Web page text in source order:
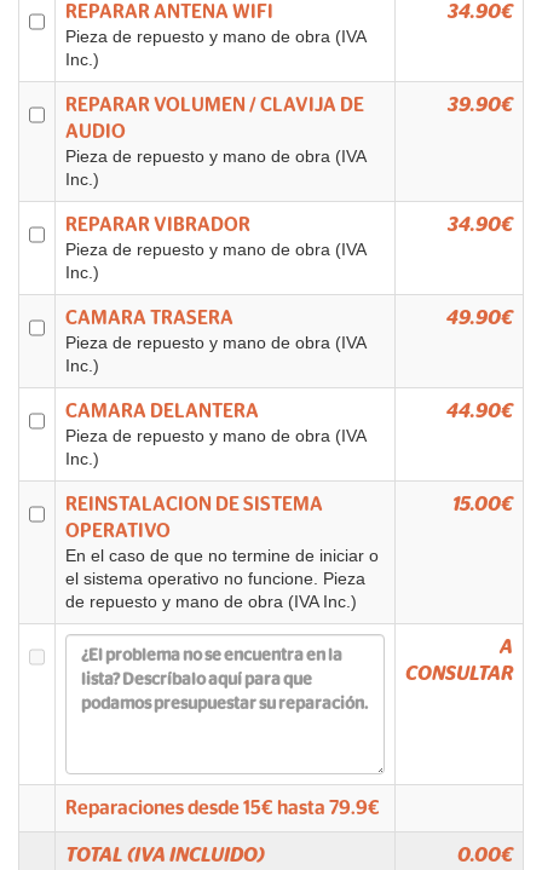
REPARAR ANTENA WIFI
Pieza de repuesto y mano de obra (IVA
Inc.)
34.90€
REPARAR VOLUMEN / CLAVIJA DE
AUDIO
Pieza de repuesto y mano de obra (IVA
Inc.)
39.90€
REPARAR VIBRADOR
Pieza de repuesto y mano de obra (IVA
Inc.)
34.90€
CAMARA TRASERA
Pieza de repuesto y mano de obra (IVA
Inc.)
49.90€
CAMARA DELANTERA
Pieza de repuesto y mano de obra (IVA
Inc.)
44.90€
REINSTALACION DE SISTEMA
OPERATIVO
En el caso de que no termine de iniciar o
el sistema operativo no funcione. Pieza
de repuesto y mano de obra (IVA Inc.)
15.00€
A
CONSULTAR
Reparaciones desde15€ hasta 79.9€
TOTAL (IVA INCLUIDO) 0.00€